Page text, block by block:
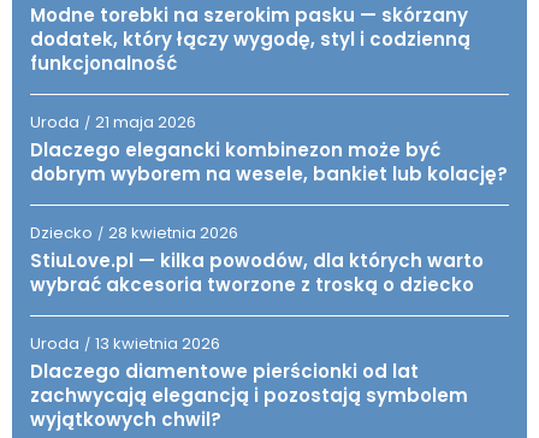
Modne torebki na szerokim pasku — skórzany
dodatek, który łączy wygodę, styl i codzienną
funkcjonalność
Uroda / 21 maja 2026
Dlaczego elegancki kombinezon może być
dobrym wyborem na wesele, bankiet lub kolację?
Dziecko / 28 kwietnia 2026
StiuLove.pl — kilka powodów, dla których warto
wybrać akcesoria tworzone z troską o dziecko
Uroda / 13 kwietnia 2026
Dlaczego diamentowe pierścionki od lat
zachwycają elegancją i pozostają symbolem
wyjątkowych chwil?